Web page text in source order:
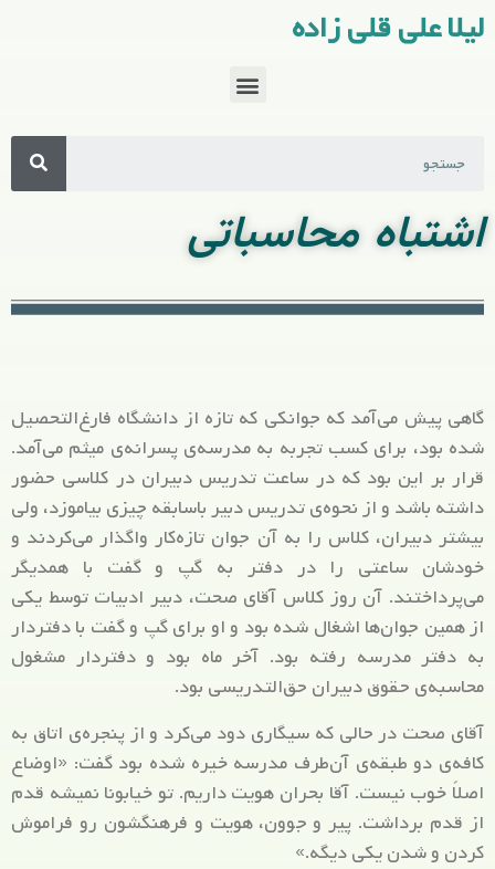
لیلا علی قلی زاده
اشتباه محاسباتی
گاهی پیش می‌آمد که جوانکی که تازه از دانشگاه فارغ‌التحصیل
شده بود، برای کسب تجربه به مدرسه‌ی پسرانه‌ی میثم می‌آمد.
قرار بر این بود که در ساعت تدریس دبیران در کلاسی حضور
داشته باشد و از نحوه‌ی تدریس دبیر باسابقه چیزی بیاموزد، ولی
بیشتر دبیران، کلاس را به آن جوان تازه‌کار واگذار می‌کردند و
خودشان ساعتی را در دفتر به گپ و گفت با همدیگر
می‌پرداختند. آن روز کلاس آقای صحت، دبیر ادبیات توسط یکی
از همین جوان‌ها اشغال شده بود و او برای گپ و گفت با دفتر‌دار
به دفتر مدرسه رفته بود. آخر ماه بود و دفتردار مشغول
محاسبه‌ی حقوق دبیران حق‌التدریسی بود.
آقای صحت در حالی که سیگاری دود می‌کرد و از پنجره‌ی اتاق به
کافه‌ی دو طبقه‌ی آن‌طرف مدرسه خیره شده بود گفت: «اوضاع
اصلاً خوب نیست. آقا بحران هویت داریم. تو خیابونا نمیشه قدم
از قدم برداشت. پیر و جوون، هویت و فرهنگشون رو فراموش
کردن و شدن یکی دیگه.»